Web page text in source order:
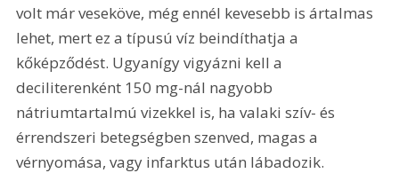
volt már veseköve, még ennél kevesebb is ártalmas
lehet, mert ez a típusú víz beindíthatja a
kőképződést. Ugyanígy vigyázni kell a
deciliterenként 150 mg-nál nagyobb
nátriumtartalmú vizekkel is, ha valaki szív- és
érrendszeri betegségben szenved, magas a
vérnyomása, vagy infarktus után lábadozik.